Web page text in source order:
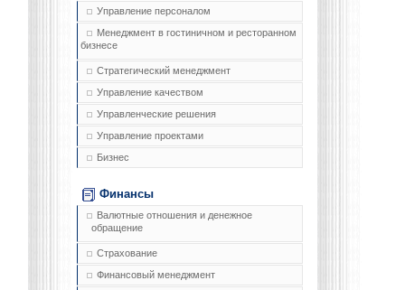
Управление персоналом
Менеджмент в гостиничном и ресторанном
бизнесе
Стратегический менеджмент
Управление качеством
Управленческие решения
Управление проектами
Бизнес
Финансы
Валютные отношения и денежное
обращение
Страхование
Финансовый менеджмент